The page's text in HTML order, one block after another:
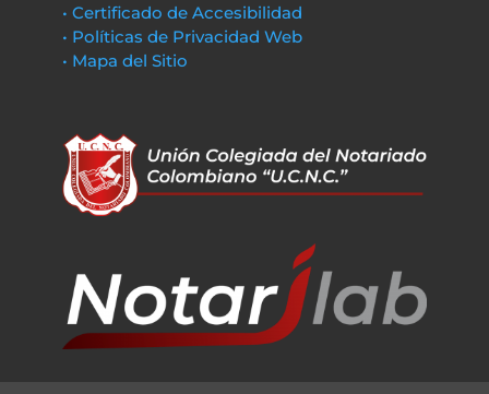
• Certificado de Accesibilidad
• Políticas de Privacidad Web
• Mapa del Sitio